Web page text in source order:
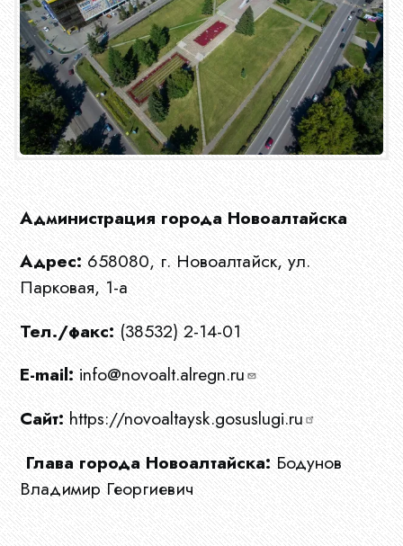
Администрация города Новоалтайска
Адрес:658080, г. Новоалтайск, ул.
Парковая, 1-а
Тел./факс:(38532) 2-14-01
E-mail: info@novoalt.alregn.ru
Сайт:https://novoaltaysk.gosuslugi.ru
Глава города Новоалтайска:Бодунов
Владимир Георгиевич